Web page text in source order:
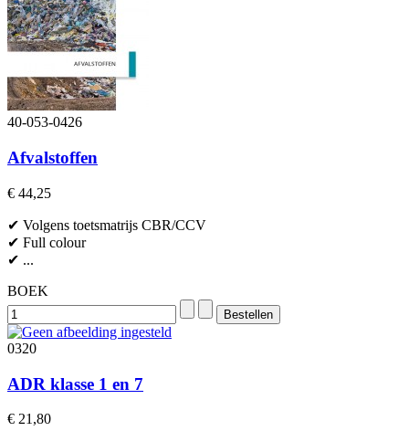
40-053-0426
Afvalstoffen
€ 44,25
✔ Volgens toetsmatrijs CBR/CCV
✔ Full colour
✔ ...
BOEK
0320
ADR klasse 1 en 7
€ 21,80